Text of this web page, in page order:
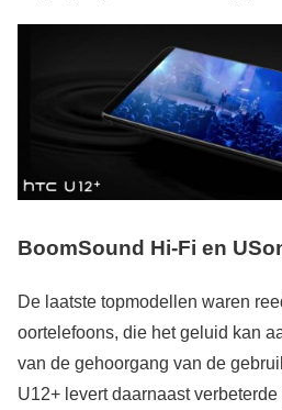
BoomSound Hi-Fi en
De laatste topmodellen waren
oortelefoons, die het geluid kan
van de gehoorgang van de
U12+ levert daarnaast